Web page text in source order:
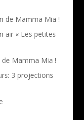
de Mamma Mia !
air « Les petites
Mamma Mia !
3 projections